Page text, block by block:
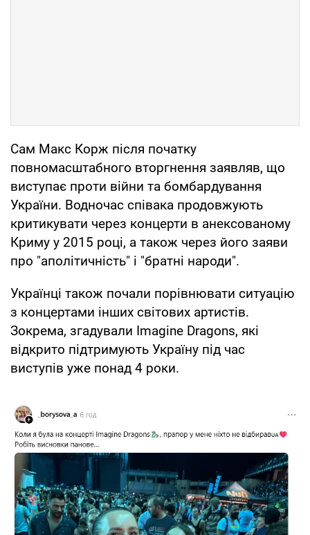
Сам Макс Корж після початку
повномасштабного вторгнення заявляв, що
виступає проти війни та бомбардування
України. Водночас співака продовжують
критикувати через концерти в анексованому
Криму у 2015 році, а також через його заяви
про "аполітичність" і "братні народи".
Українці також почали порівнювати ситуацію
з концертами інших світових артистів.
Зокрема, згадували Imagine Dragons, які
відкрито підтримують Україну під час
виступів уже понад 4 роки.